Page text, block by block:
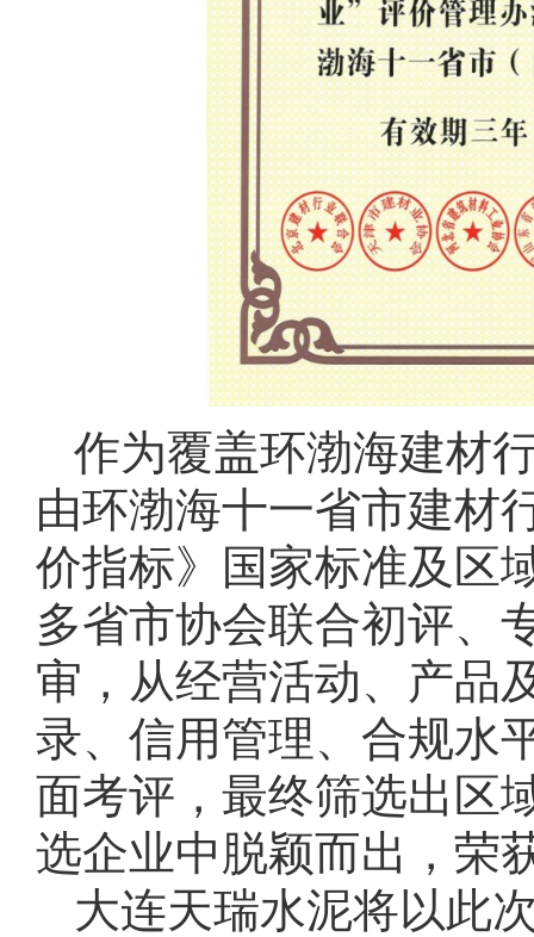
作为覆盖环渤海建材
由环渤海十一省市建材
价指标》国家标准及区
多省市协会联合初评、
审，从经营活动、产品
录、信用管理、合规水
面考评，最终筛选出区
选企业中脱颖而出，荣
大连天瑞水泥将以此